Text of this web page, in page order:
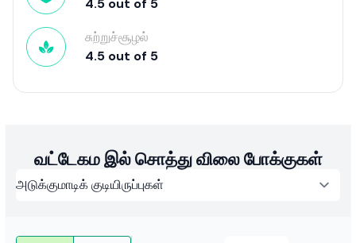
4.5 out of 5
சுற்றுச்சூழல்
4.5 out of 5
வட்டேகம இல் சொத்து விலை போக்குகள்